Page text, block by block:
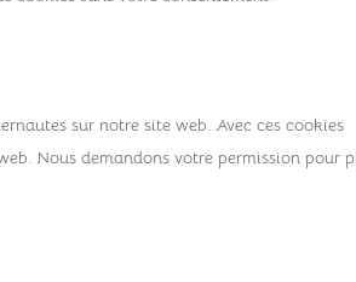
sur notre site web. Avec ces cookies
Nous demandons votre permission pour